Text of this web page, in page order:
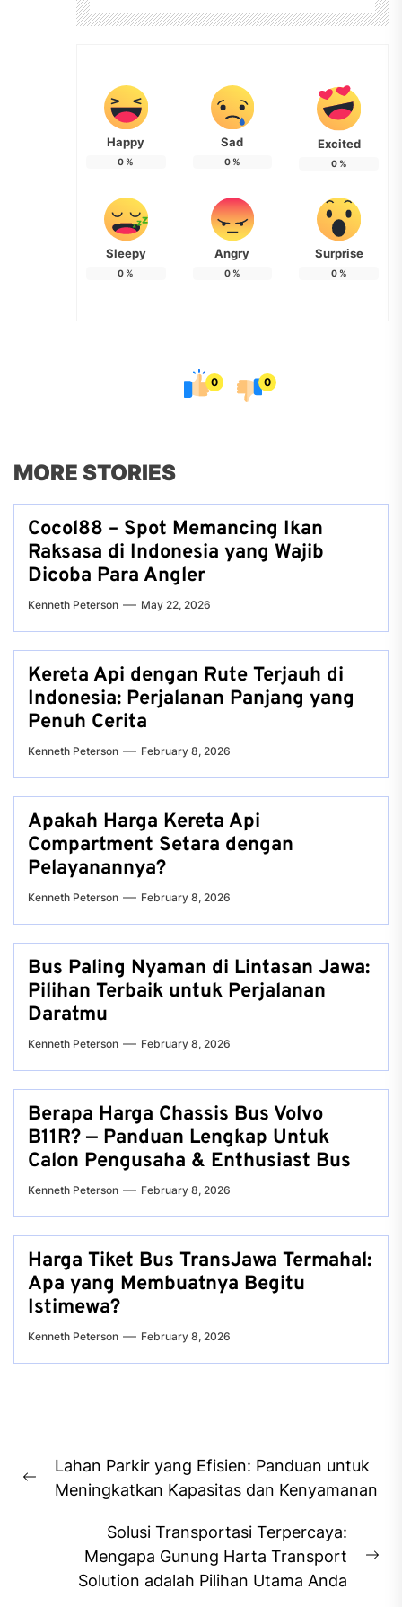
Happy
0%
Sad
0%
Excited
0%
Sleepy
0%
Angry
0%
Surprise
0%
0 0
MORE STORIES
Cocol88 – Spot Memancing Ikan
Raksasa di Indonesia yang Wajib
Dicoba Para Angler
Kenneth Peterson May 22, 2026
Kereta Api dengan Rute Terjauh di
Indonesia: Perjalanan Panjang yang
Penuh Cerita
Kenneth Peterson February 8, 2026
Apakah Harga Kereta Api
Compartment Setara dengan
Pelayanannya?
Kenneth Peterson February 8, 2026
Bus Paling Nyaman di Lintasan Jawa:
Pilihan Terbaik untuk Perjalanan
Daratmu
Kenneth Peterson February 8, 2026
Berapa Harga Chassis Bus Volvo
B11R? — Panduan Lengkap Untuk
Calon Pengusaha & Enthusiast Bus
Kenneth Peterson February 8, 2026
Harga Tiket Bus TransJawa Termahal:
Apa yang Membuatnya Begitu
Istimewa?
Kenneth Peterson February 8, 2026
navigation
Previous
Lahan Parkir yang Efisien: Panduan untuk
Meningkatkan Kapasitas dan Kenyamanan
Solusi Transportasi Terpercaya:
Mengapa Gunung Harta Transport
Solution adalah Pilihan Utama Anda